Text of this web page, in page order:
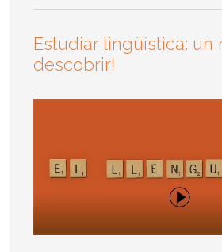
Estudiar lingüística: un
descobrir!